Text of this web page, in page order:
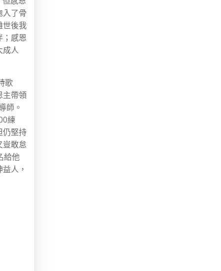
入了骨
世後我
；感恩
成人
歌
主帶領
師。
練
仍堅持
豈敢怠
給他
人，